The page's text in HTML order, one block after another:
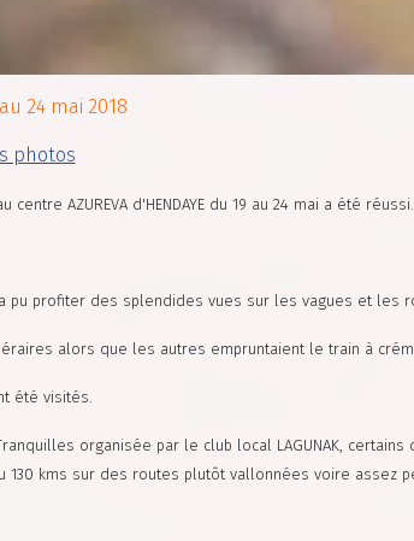
au 24 mai 2018
photos
AZUREVA d'HENDAYE du 19 au 24 mai a été réussi.
pu profiter des splendides vues sur les vagues et les
alors que les autres empruntaient le train à
été visités.
organisée par le club local LAGUNAK,
kms sur des routes plutôt vallonnées voire assez